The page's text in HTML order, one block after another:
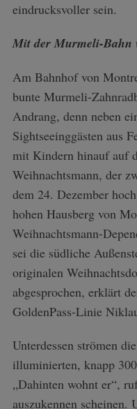
eindrucksvoller sein.
Mit der Murmeli-Bahn
Am Bahnhof von
bunte Murmeli-
Andrang, denn neben
Sightseeinggästen aus
mit Kindern hinauf auf
Weihnachtsmann, der
dem 24. Dezember
hohen Hausberg von
Weihnachtsmann-
sei die südliche
originalen
abgesprochen, erklärt
GoldenPass-Linie
Unterdessen strömen
illuminierten, knapp
„Dahinten wohnt er“,
auszukennen scheinen.